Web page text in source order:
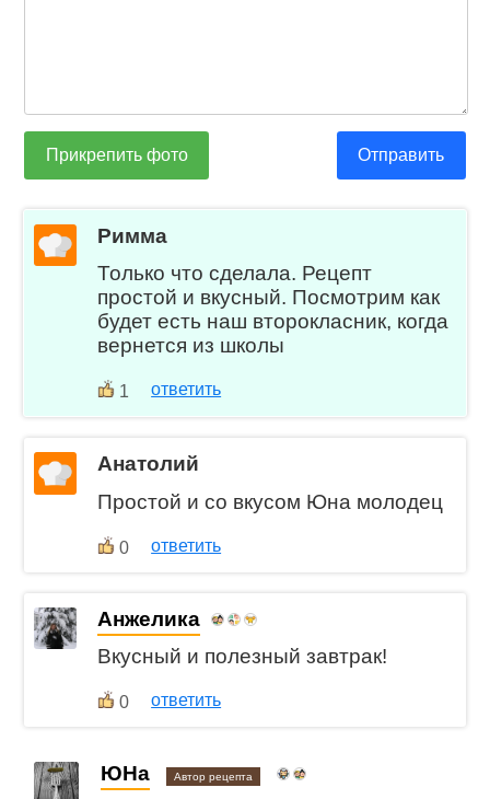
Прикрепить фото Отправить
Римма
Только что сделала. Рецепт
простой и вкусный. Посмотрим как
будет есть наш второкласник, когда
вернется из школы
1 ответить
Анатолий
Простой и со вкусом Юна молодец
0 ответить
Анжелика
Вкусный и полезный завтрак!
0 ответить
ЮНа Автор рецепта